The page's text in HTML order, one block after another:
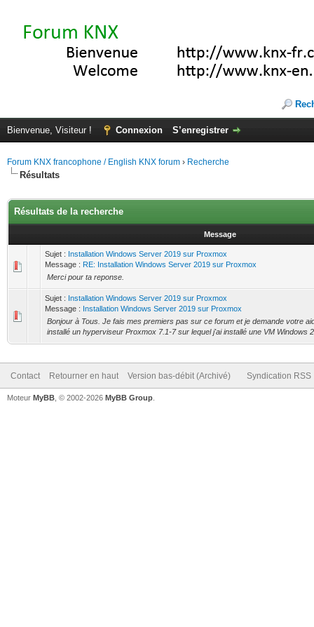
Bienvenue, Visiteur ! Connexion S’enregistrer
Forum KNX francophone / English KNX forum › Recherche
Résultats
Résultats de la recherche
Message
Sujet : Installation Windows Server 2019 sur Proxmox
Message : RE: Installation Windows Server 2019 sur Proxmox
Merci pour ta reponse.
Sujet : Installation Windows Server 2019 sur Proxmox
Message : Installation Windows Server 2019 sur Proxmox
Bonjour à Tous. Je fais mes premiers pas sur ce forum et je demande votre
installé un hyperviseur Proxmox 7.1-7 sur lequel j'ai installé une VM Windows
Contact Retourner en haut Version bas-débit (Archivé) Syndication RSS
Moteur MyBB , © 2002-2026 MyBB Group